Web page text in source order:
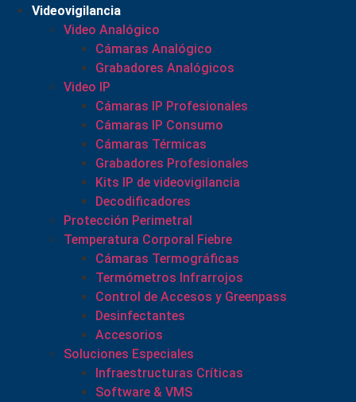
Videovigilancia
Video Analógico
Cámaras Analógico
Grabadores Analógicos
Video IP
Cámaras IP Profesionales
Cámaras IP Consumo
Cámaras Térmicas
Grabadores Profesionales
Kits IP de videovigilancia
Decodificadores
Protección Perimetral
Temperatura Corporal Fiebre
Cámaras Termográficas
Termómetros Infrarrojos
Control de Accesos y Greenpass
Desinfectantes
Accesorios
Soluciones Especiales
Infraestructuras Críticas
Software & VMS